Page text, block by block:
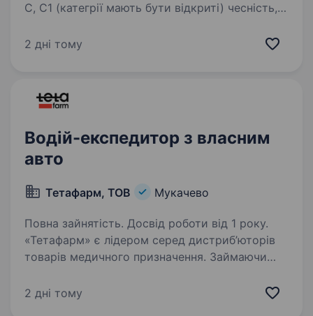
С, С1 (категрії мають бути відкриті) чесність,
вміння працювати в колективі Умови роботи:
2 дні тому
Водій-експедитор з власним
авто
Тетафарм, ТОВ Мукачево
Повна зайнятість. Досвід роботи від 1 року.
«Тетафарм» є лідером серед дистриб’юторів
товарів медичного призначення. Займаючи
країни та п’яте місце у всеукраїнському
2 дні тому